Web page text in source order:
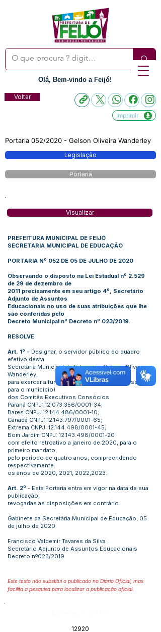
Olá, Bem-vindo a Feijó!
Voltar
Imprimir
Portaria 052/2020 - Gelson Oliveira Wanderley
Legislação
Portaria
Visualizar
PREFEITURA MUNICIPAL DE FEIJÓ
SECRETARIA MUNICIPAL DE EDUCAÇÃO
PORTARIA Nº 052 DE 05 DE JULHO DE 2020
Observando o disposto na Lei Estadual nº 2.529
de 29 de dezembro de
2011 precisamente em seu artigo 4º, Secretário
Adjunto de Assuntos
Educacionais no uso de suas atribuições que lhe
são conferidas pelo
Decreto Municipal nº Decreto nº 023/2019.
RESOLVE
Art. 1º - Designar, o servidor público do quadro
efetivo desta
Secretaria Municipal de Educação Gelson Oliveira
Wanderley,
para exercer a função de tesoureiro (sem despesas
para o município)
dos Comitês Executivos Consócios
Paraná CNPJ: 12.073.356/0001-34;
Bares CNPJ: 12.144.486/0001-10;
Canadá CNPJ: 12.143.797/0001-65;
Extrema CNPJ: 12.144.498/0001-45;
Bom Jardim CNPJ: 12.143.498/0001-20
com efeito retroativo a janeiro de 2020, para o
primeiro mandato,
pelo período de quatro anos, compreendendo
respectivamente
os anos de 2020, 2021, 2022,2023.
Art. 2º - Esta Portaria entra em vigor na data de sua
publicação,
revogadas as disposições em contrário.
Gabinete da Secretária Municipal de Educação, 05
de julho de 2020.
Francisco Valdemir Tavares da Silva
Secretário Adjunto de Assuntos Educacionais
Decreto nº023/2019
Este texto não substitui o publicado no Diário Oficial, mas
facilita a pesquisa para localizar a publicação oficial.
12920